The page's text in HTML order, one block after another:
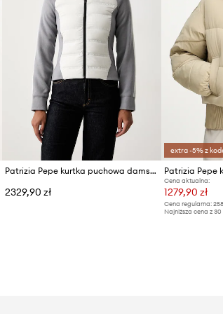
Patrizia Pepe kurtka puchowa damska
2329,90 zł
extra -5% z
Patrizia Pepe
Cena aktualna:
1279,90 zł
Cena regularna:
Najniższa cena z